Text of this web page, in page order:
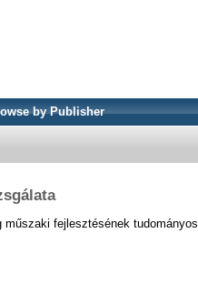
by Publisher
műszaki fejlesztésének tudományos